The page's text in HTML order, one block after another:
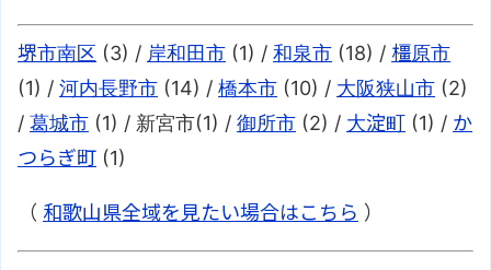
堺市南区 (3) / 岸和田市 (1) / 和泉市 (18) / 橿原市
(1) / 河内長野市 (14) / 橋本市 (10) / 大阪狭山市 (2)
/ 葛城市 (1) / 新宮市(1) / 御所市 (2) / 大淀町 (1) / か
つらぎ町 (1)
（ 和歌山県全域を見たい場合はこちら ）